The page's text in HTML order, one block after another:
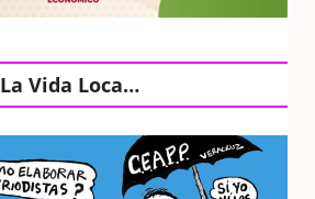
La Vida Loca…